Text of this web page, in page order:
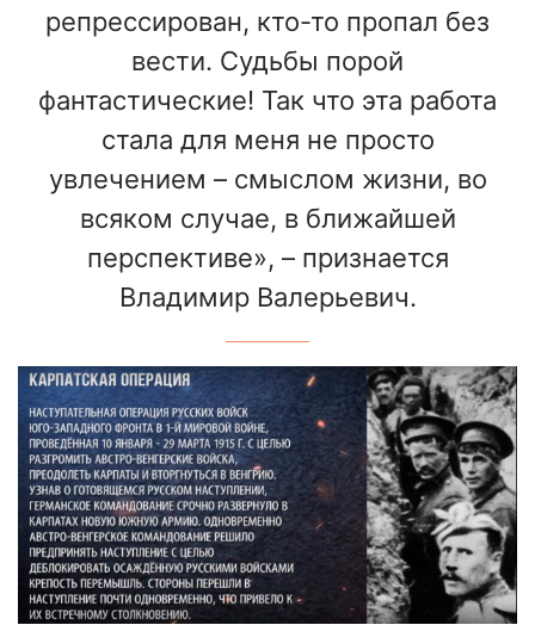
репрессирован, кто-то пропал без
вести. Судьбы порой
фантастические! Так что эта работа
стала для меня не просто
увлечением – смыслом жизни, во
всяком случае, в ближайшей
перспективе», – признается
Владимир Валерьевич.